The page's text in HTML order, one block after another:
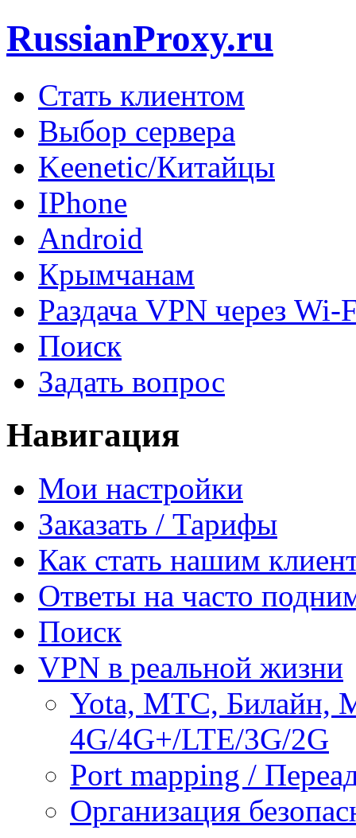
RussianProxy.ru
Стать клиентом
Выбор сервера
Keenetic/Китайцы
IPhone
Android
Крымчанам
Раздача VPN через Wi-
Поиск
Задать вопрос
Навигация
Мои настройки
Заказать / Тарифы
Как стать нашим
Ответы на часто
Поиск
VPN в реальной жизни
Yota, МТС, Билайн,
4G/4G+/LTE/3G/2G
Port mapping /
Организация